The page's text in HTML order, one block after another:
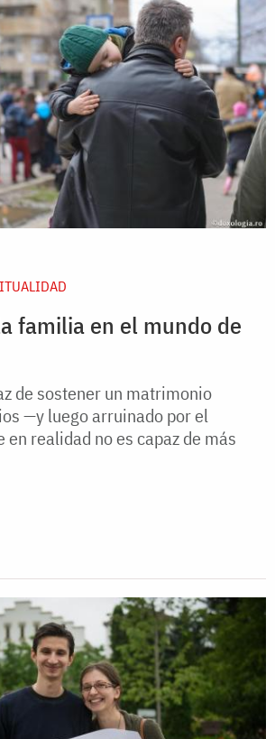
familia en el mundo de
de sostener un matrimonio
—y luego arruinado por el
realidad no es capaz de más